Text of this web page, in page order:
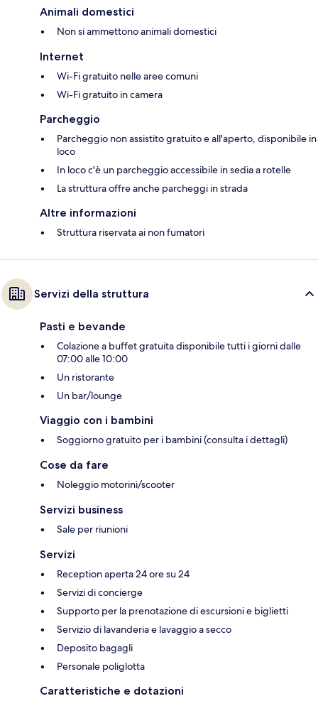
Animali domestici
Non si ammettono animali domestici
Internet
Wi-Fi gratuito nelle aree comuni
Wi-Fi gratuito in camera
Parcheggio
Parcheggio non assistito gratuito e all'aperto, disponibile in
loco
In loco c'è un parcheggio accessibile in sedia a rotelle
La struttura offre anche parcheggi in strada
Altre informazioni
Struttura riservata ai non fumatori
Servizi della struttura
Pasti e bevande
Colazione a buffet gratuita disponibile tutti i giorni dalle
07:00 alle 10:00
Un ristorante
Un bar/lounge
Viaggio con i bambini
Soggiorno gratuito per i bambini (consulta i dettagli)
Cose da fare
Noleggio motorini/scooter
Servizi business
Sale per riunioni
Servizi
Reception aperta 24 ore su 24
Servizi di concierge
Supporto per la prenotazione di escursioni e biglietti
Servizio di lavanderia e lavaggio a secco
Deposito bagagli
Personale poliglotta
Caratteristiche e dotazioni